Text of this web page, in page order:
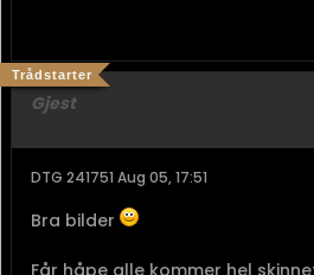
Gjest
Trådstarter
DTG 241751 Aug 05, 17:51
Bra bilder
Får håpe alle kommer hel